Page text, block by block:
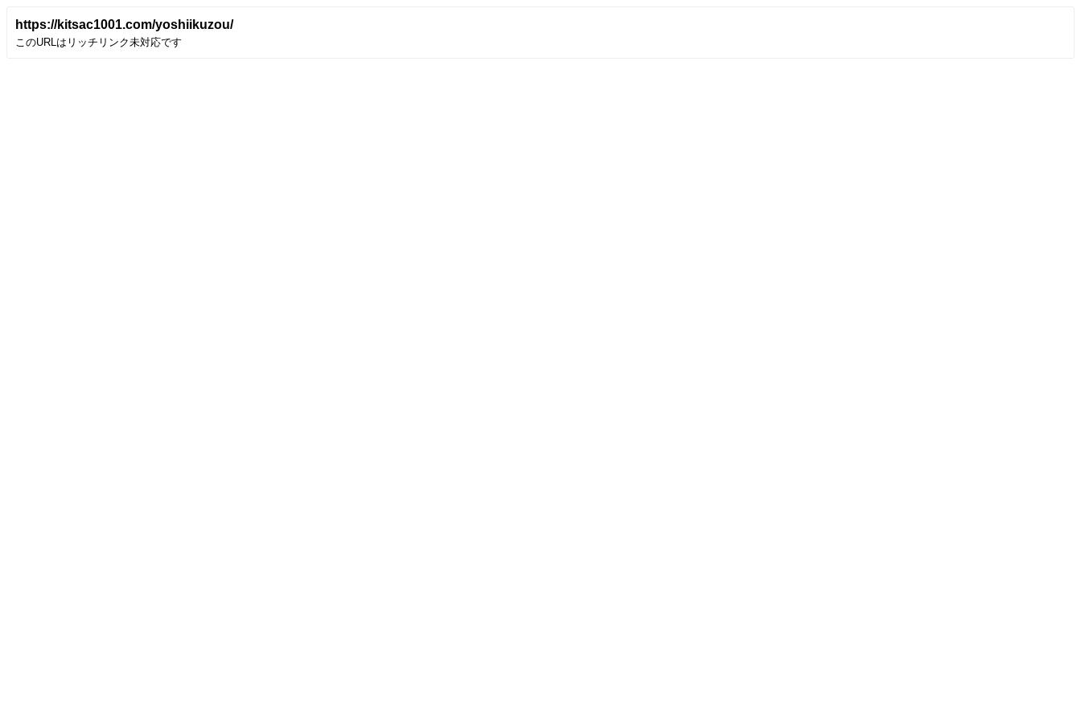
https://kitsac1001.com/yoshiikuzou/
このURLはリッチリンク未対応です